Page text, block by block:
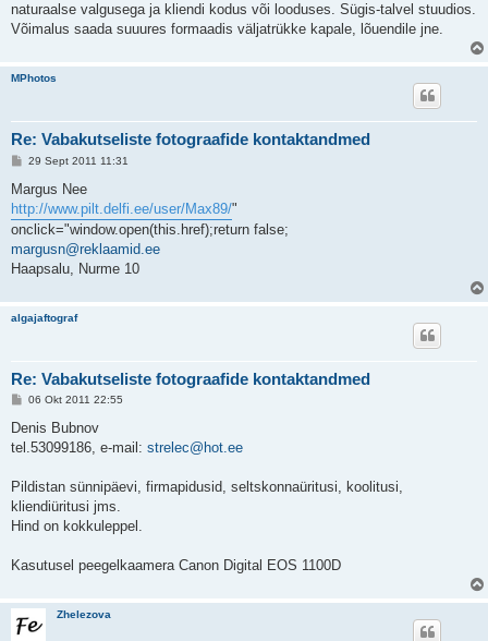
naturaalse valgusega ja kliendi kodus või looduses. Sügis-talvel stuudios.
Võimalus saada suuures formaadis väljatrükke kapale, lõuendile jne.
MPhotos
Re: Vabakutseliste fotograafide kontaktandmed
P
s
i
t
u
s
29 Sept 2011 11:31
Margus Nee
http://www.pilt.delfi.ee/user/Max89/"
onclick="window.open(this.href);return false;
margusn@reklaamid.ee
Haapsalu, Nurme 10
algajaftograf
Re: Vabakutseliste fotograafide kontaktandmed
P
s
i
s
06 Okt 2011 22:55
Denis Bubnov
tel.53099186, e-mail: strelec@hot.ee
Pildistan sünnipäevi, firmapidusid, seltskonnaüritusi, koolitusi,
kliendiüritusi jms.
Hind on kokkuleppel.
Kasutusel peegelkaamera Canon Digital EOS 1100D
Zhelezova